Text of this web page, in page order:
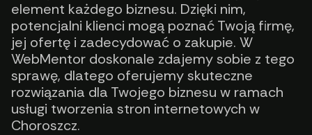
element każdego biznesu. Dzięki nim,
potencjalni klienci mogą poznać Twoją firmę,
jej ofertę i zadecydować o zakupie. W
WebMentor doskonale zdajemy sobie z tego
sprawę, dlatego oferujemy skuteczne
rozwiązania dla Twojego biznesu w ramach
usługi tworzenia stron internetowych w
Choroszcz.